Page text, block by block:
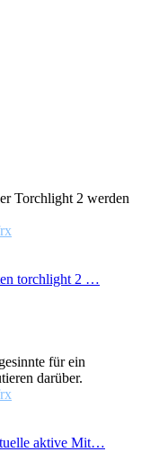
Torchlight 2 werden
torchlight 2 …
für ein
darüber.
aktive Mit…